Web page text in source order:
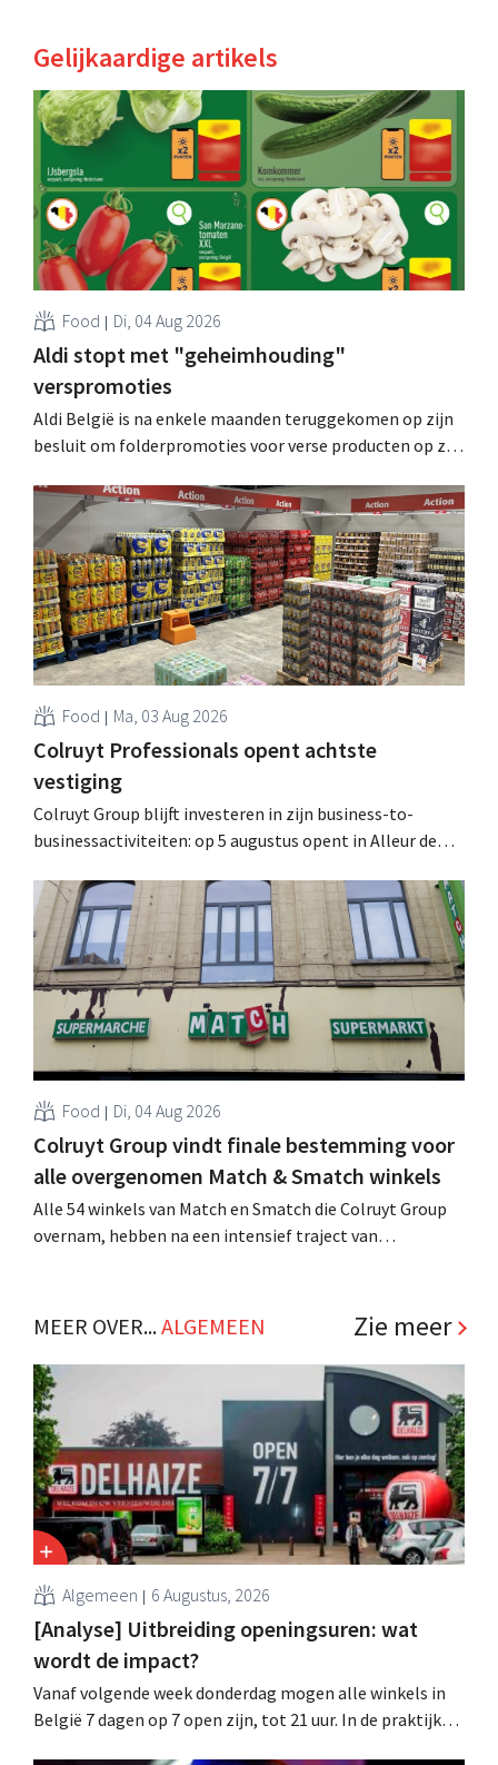
Gelijkaardige artikels
Food Di, 04 Aug 2026
Aldi stopt met "geheimhouding"
verspromoties
Aldi België is na enkele maanden teruggekomen op zijn
besluit om folderpromoties voor verse producten op zijn
werking treden: "Onze klanten willen goed
geïnformeerd worden." .
Food Ma, 03 Aug 2026
Colruyt Professionals opent achtste
vestiging
Colruyt Group blijft investeren in zijn business-to-
businessactiviteiten: op 5 augustus opent in Alleur de
winkelformule die zich uitsluitend richt op professionele
klanten. .
Food Di, 04 Aug 2026
Colruyt Group vindt finale bestemming voor
alle overgenomen Match & Smatch winkels
Alle 54 winkels van Match en Smatch die Colruyt Group
overnam, hebben na een intensief traject van
.MEER OVER...ALGEMEEN Zie meer
Algemeen 6 Augustus, 2026
[Analyse] Uitbreiding openingsuren: wat
wordt de impact?
Vanaf volgende week donderdag mogen alle winkels in
België 7 dagen op 7 open zijn, tot 21 uur. In de praktijk